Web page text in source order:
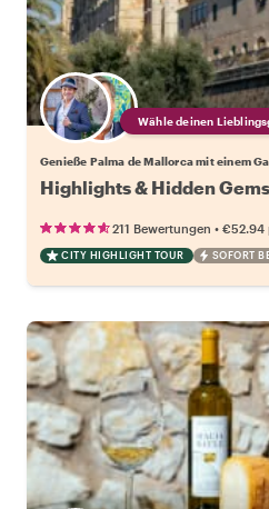
Wähle deinen
Genieße Palma de Mallorca mit einem
Highlights & Hidden
211 Bewertungen • €52.94
CITY HIGHLIGHT TOUR SOFORT